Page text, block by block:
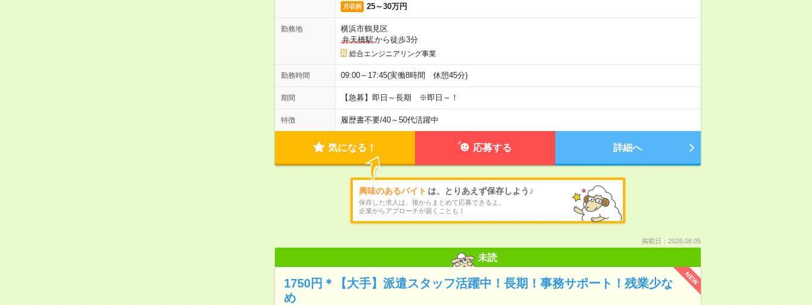
月収例 25～30万円
勤務地
横浜市鶴見区
弁天橋駅から徒歩3分
総合エンジニアリング事業
勤務時間 09:00～17:45(実働8時間 休憩45分)
期間 【急募】即日～長期 ※即日～！
特徴 履歴書不要/40～50代活躍中
気になる！ 応募する 詳細へ
興味のあるバイト は、とりあえず保存しよう♪
保存した求人は、後からまとめて応募できるよ。
企業からアプローチが届くことも！
掲載日：2026.08.05
未読
NEW
1750円＊【大手】派遣スタッフ活躍中！長期！事務サポート！残業少な
め